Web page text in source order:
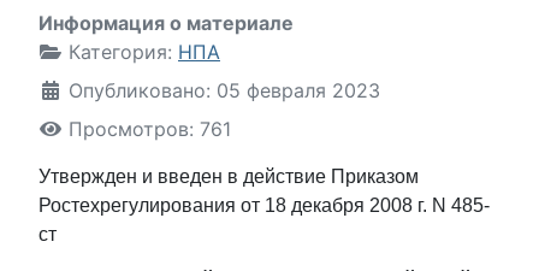
Информация о материале
Категория: НПА
Опубликовано: 05 февраля 2023
Просмотров: 761
Утвержден и введен в действие Приказом
Ростехрегулирования от 18 декабря 2008 г. N 485-
ст